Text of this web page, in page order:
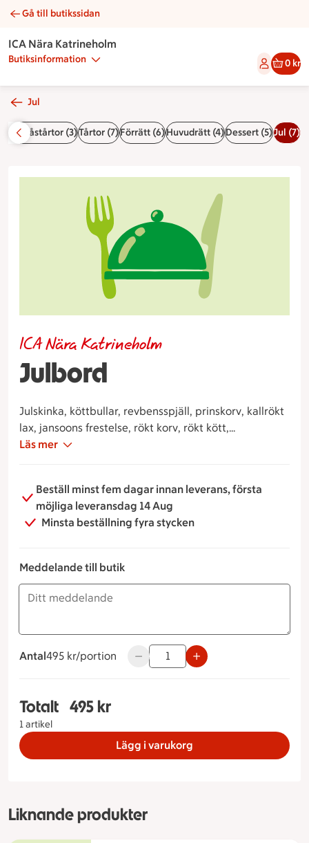
Julbord | Catering ICA Nära Katrineholm
Gå till butikssidan
ICA Nära Katrineholm
Butiksinformation 0 kr
Jul
Smörgåstårtor (3)Tårtor (7)Förrätt (6)Huvudrätt (4)Dessert (5)Jul (7)
Julbord
ICA Nära Katrineholm
Julskinka, köttbullar, revbensspjäll, prinskorv, kallrökt
lax, jansoons frestelse, rökt korv, rökt kött,
rödbetssallad, potatis, ägghalvor med topping,
och pepparkaka.
Läs mer
Beställ minst fem dagar innan leverans, första
möjliga leveransdag 14 Aug
Minsta beställning fyra stycken
Meddelande till butik
Antal
495 kronor per portion
495 kr/portion Använd knapparna för att minska
Totalt
1 artikel
Totalt 1 stycken Julbord, 495 kronor
495 kr
Lägg i varukorg
Liknande produkter